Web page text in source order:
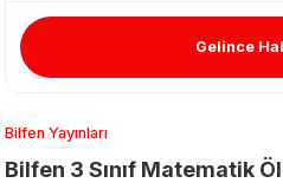
& Matara
Bilfen Yayınları
Bilfen 3 Sınıf Matematik
Gelince